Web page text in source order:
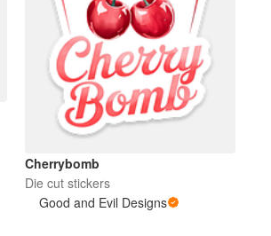
Cherrybomb
Die cut stickers
Good and Evil Designs